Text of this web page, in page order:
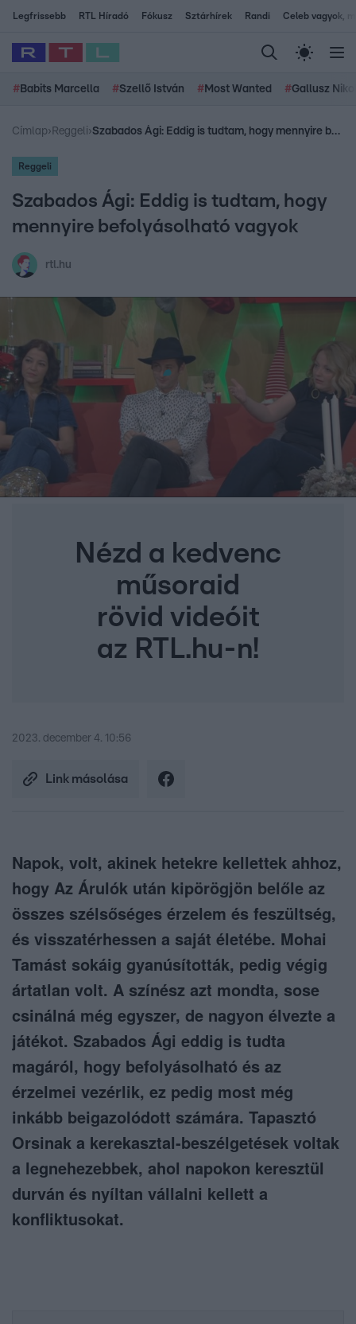
Legfrissebb RTL Híradó Fókusz Sztárhírek Randi Celeb vagyok,
# Babits Marcella #Szellő István # Most Wanted #Gallusz
Címlap› Reggeli› Szabados Ági: Eddig is tudtam, hogy mennyire befolyásolható vagyok
Reggeli
Szabados Ági: Eddig is tudtam, hogy
mennyire befolyásolható vagyok
rtl.hu
Nézd a kedvenc
műsoraid
rövid videóit
az RTL.hu-n!
2023. december 4. 10:56
Link másolása
Napok, volt, akinek hetekre kellettek ahhoz,
hogy Az Árulók után kipörögjön belőle az
összes szélsőséges érzelem és feszültség,
és visszatérhessen a saját életébe. Mohai
Tamást sokáig gyanúsították, pedig végig
ártatlan volt. A színész azt mondta, sose
csinálná még egyszer, de nagyon élvezte a
játékot. Szabados Ági eddig is tudta
magáról, hogy befolyásolható és az
érzelmei vezérlik, ez pedig most még
inkább beigazolódott számára. Tapasztó
Orsinak a kerekasztal-beszélgetések voltak
a legnehezebbek, ahol napokon keresztül
durván és nyíltan vállalni kellett a
konfliktusokat.